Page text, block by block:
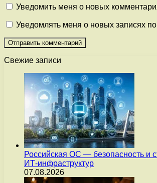
Уведомить меня о новых
Уведомлять меня о новых записях
Свежие записи
Российская ОС — безопасность и
ИТ-инфраструктур
07.08.2026